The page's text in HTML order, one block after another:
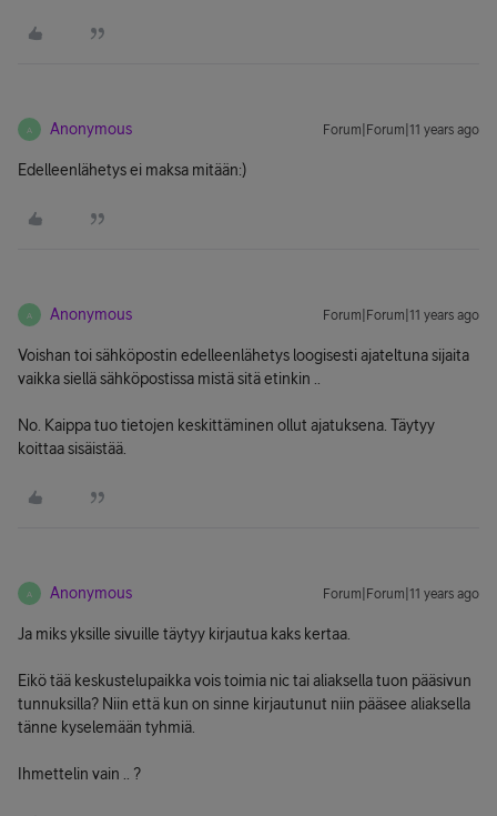
A Anonymous Forum|Forum|11 years ago
Edelleenlähetys ei maksa mitään:)
A Anonymous Forum|Forum|11 years ago
Voishan toi sähköpostin edelleenlähetys loogisesti ajateltuna sijaita
vaikka siellä sähköpostissa mistä sitä etinkin ..
No. Kaippa tuo tietojen keskittäminen ollut ajatuksena. Täytyy
koittaa sisäistää.
A Anonymous Forum|Forum|11 years ago
Ja miks yksille sivuille täytyy kirjautua kaks kertaa.
Eikö tää keskustelupaikka vois toimia nic tai aliaksella tuon pääsivun
tunnuksilla? Niin että kun on sinne kirjautunut niin pääsee aliaksella
tänne kyselemään tyhmiä.
Ihmettelin vain .. ?